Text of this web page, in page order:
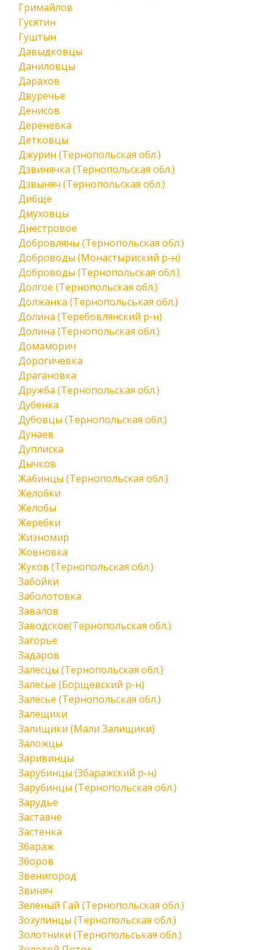
Гримайлов
Гусятин
Гуштын
Давыдковцы
Даниловцы
Дарахов
Двуречье
Денисов
Дереневка
Детковцы
Джурин (Тернопольская обл.)
Дзвинячка (Тернопольская обл.)
Дзвыняч (Тернопольская обл.)
Дибще
Дмуховцы
Днестровое
Добровляны (Тернопольская обл.)
Доброводы (Монастыриский р-н)
Доброводы (Тернопольская обл.)
Долгое (Тернопольская обл.)
Должанка (Тернопольськая обл.)
Долина (Теребовлянский р-н)
Долина (Тернопольская обл.)
Домаморич
Дорогичевка
Драгановка
Дружба (Тернопольская обл.)
Дубенка
Дубовцы (Тернопольская обл.)
Дунаев
Дуплиска
Дычков
Жабинцы (Тернопольская обл.)
Желобки
Желобы
Жеребки
Жизномир
Жовновка
Жуков (Тернопольская обл.)
Забойки
Заболотовка
Завалов
Заводское(Тернопольская обл.)
Загорье
Задаров
Залесцы (Тернопольская обл.)
Залесье (Борщевский р-н)
Залесье (Тернопольская обл.)
Залещики
Залищики (Мали Залищики)
Заложцы
Заривинцы
Зарубинцы (Збаражский р-н)
Зарубинцы (Тернопольская обл.)
Зарудье
Заставче
Застенка
Збараж
Зборов
Звенигород
Звиняч
Зеленый Гай (Тернопольская обл.)
Зозулинцы (Тернопольская обл.)
Золотники (Тернопольськая обл.)